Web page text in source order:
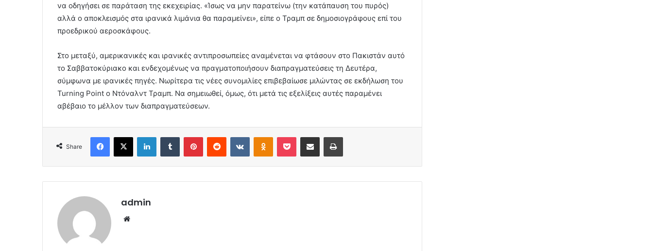
να οδηγήσει σε παράταση της εκεχειρίας. «Ίσως να μην παρατείνω (την κατάπαυση του πυρός)
αλλά ο αποκλεισμός στα ιρανικά λιμάνια θα παραμείνει», είπε ο Τραμπ σε δημοσιογράφους επί του
προεδρικού αεροσκάφους.
Στο μεταξύ, αμερικανικές και ιρανικές αντιπροσωπείες αναμένεται να φτάσουν στο Πακιστάν αυτό
το Σαββατοκύριακο και ενδεχομένως να πραγματοποιήσουν διαπραγματεύσεις τη Δευτέρα,
σύμφωνα με ιρανικές πηγές. Νωρίτερα τις νέες συνομιλίες επιβεβαίωσε μιλώντας σε εκδήλωση του
Turning Point ο Ντόναλντ Τραμπ. Να σημειωθεί, όμως, ότι μετά τις εξελίξεις αυτές παραμένει
αβέβαιο το μέλλον των διαπραγματεύσεων.
Share
Facebook
X LinkedInTumblr PinterestReddit VKontakteOdnoklassniki
Pocket Share via Email Print
admin